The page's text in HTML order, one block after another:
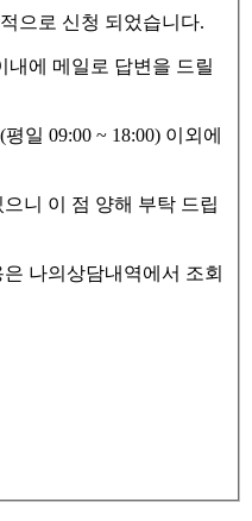
으로 신청 되었습니다.
내에 메일로 답변을 드릴
일 09:00 ~ 18:00) 이외에
니 이 점 양해 부탁 드립
나의상담내역에서 조회